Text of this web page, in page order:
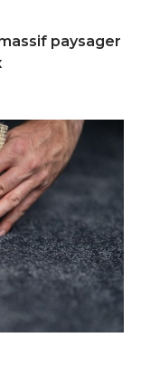
paysager